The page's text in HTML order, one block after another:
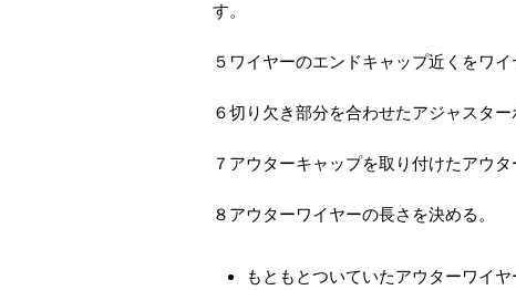
す。
５ワイヤーのエンドキャップ近くをワイ
６切り欠き部分を合わせたアジャスター
７アウターキャップを取り付けたアウ
８アウターワイヤーの長さを決める。
もともとついていたアウターワイ